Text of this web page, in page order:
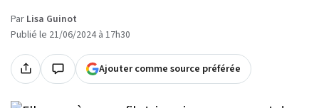
Par Lisa Guinot
Publié le 21/06/2024 à 17h30
Ajouter comme source préférée